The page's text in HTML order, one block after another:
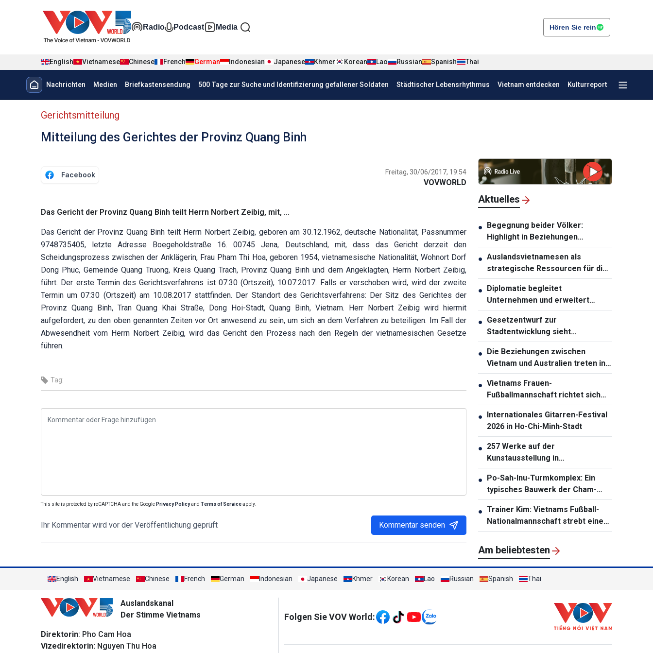
Đa phương tiện tiếng Đức
Radio Podcast Media Hören Sie rein
English Vietnamese Chinese French German Indonesian Japanese Khmer Korean Lao Russian Spanish Thai
Menu trang chủ tiếng Đức
Nachrichten Medien Briefkastensendung 500 Tage zur Suche und Identifizierung gefallener Soldaten Städtischer Lebensrhythmus Vietnam entdecken Kulturreport
menu phụ tiếng Đức
Gerichtsmitteilung
Mitteilung des Gerichtes der Provinz Quang Binh
Facebook Freitag, 30/06/2017, 19:54
VOVWORLD
Das Gericht der Provinz Quang Binh teilt Herrn Norbert Zeibig, mit, ...
Das Gericht der Provinz Quang Binh teilt Herrn Norbert Zeibig, geboren am 30.12.1962, deutsche Nationalität, Passnummer
9748735405, letzte Adresse Boegeholdstraße 16. 00745 Jena, Deutschland, mit, dass das Gericht derzeit den
Scheidungsprozess zwischen der Anklägerin, Frau Pham Thi Hoa, geboren 1954, vietnamesische Nationalität, Wohnort Dorf
Dong Phuc, Gemeinde Quang Truong, Kreis Quang Trach, Provinz Quang Binh und dem Angeklagten, Herrn Norbert Zeibig,
führt. Der erste Termin des Gerichtsverfahrens ist 07:30 (Ortszeit), 10.07.2017. Falls er verschoben wird, wird der zweite
Termin um 07:30 (Ortszeit) am 10.08.2017 stattfinden. Der Standort des Gerichtsverfahrens: Der Sitz des Gerichtes der
Provinz Quang Binh, Tran Quang Khai Straße, Dong Hoi-Stadt, Quang Binh, Vietnam. Herr Norbert Zeibig wird hiermit
aufgefordert, zu den oben genannten Zeiten vor Ort anwesend zu sein, um sich an dem Verfahren zu beteiligen. Im Fall der
Abwesendheit vom Herrn Norbert Zeibig, wird das Gericht den Prozess nach den Regeln der vietnamesischen Gesetze
führen.
Tag:
This site is protected by reCAPTCHA and the Google Privacy Policyand Terms of Serviceapply.
Ihr Kommentar wird vor der Veröffentlichung geprüft Kommentar senden
Aktuelles
● Begegnung beider Völker:
Highlight in Beziehungen
zwischen Vietnam und Australien
● Auslandsvietnamesen als
strategische Ressourcen für die
Entwicklung des Landes
● Diplomatie begleitet
Unternehmen und erweitert
Entwicklungsräume Vietnams
● Gesetzentwurf zur
Stadtentwicklung sieht
weitreichende
Sondermechanismen für Ho-Chi-
Minh-Stadt vor
● Die Beziehungen zwischen
Vietnam und Australien treten in
eine neue Entwicklungsphase ein
● Vietnams Frauen-
Fußballmannschaft richtet sich
auf ASIAD 20
● Internationales Gitarren-Festival
2026 in Ho-Chi-Minh-Stadt
● 257 Werke auf der
Kunstausstellung in
Südzentralvietnam vorgestellt
● Po-Sah-Inu-Turmkomplex: Ein
typisches Bauwerk der Cham-
Architektur in der Provinz Lam
Dong
● Trainer Kim: Vietnams Fußball-
Nationalmannschaft strebt einen
Sieg an
Am beliebtesten
English Vietnamese Chinese French German Indonesian Japanese Khmer Korean Lao Russian Spanish Thai
Auslandskanal
Der Stimme Vietnams
Direktorin: Pho Cam Hoa
Vizedirektorin: Nguyen Thu Hoa
Folgen Sie VOV World: